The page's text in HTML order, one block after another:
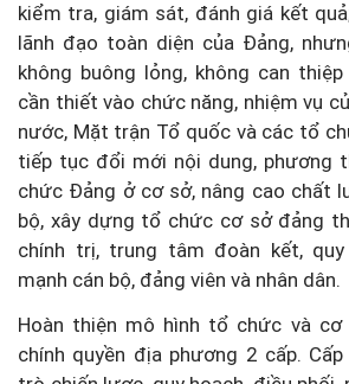
kiểm tra, giám sát, đánh giá kết
lãnh đạo toàn diện của Đảng,
không buông lỏng, không can
cần thiết vào chức năng, nhiệm vụ
nước, Mặt trận Tổ quốc và các tổ
tiếp tục đổi mới nội dung, phương
chức Đảng ở cơ sở, nâng cao chất
bộ, xây dựng tổ chức cơ sở đảng
chính trị, trung tâm đoàn kết,
mạnh cán bộ, đảng viên và nhân dân.
Hoàn thiện mô hình tổ chức và cơ
chính quyền địa phương 2 cấp.